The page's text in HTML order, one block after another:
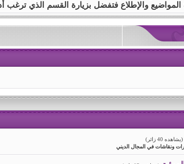
المواضيع والإطلاع فتفضل بزيارة القسم الذي ترغب
(يشاهده 40 زائر)
ونقاشات في المجال الديني